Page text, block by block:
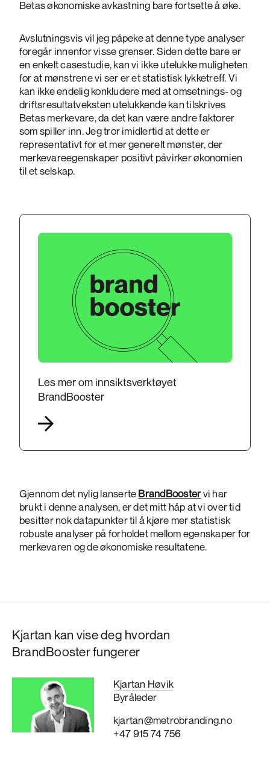
Betas økonomiske avkastning bare fortsette å øke.
Avslutningsvis vil jeg påpeke at denne type analyser
foregår innenfor visse grenser. Siden dette bare er
en enkelt casestudie, kan vi ikke utelukke muligheten
for at mønstrene vi ser er et statistisk lykketreff. Vi
kan ikke endelig konkludere med at omsetnings- og
driftsresultatveksten utelukkende kan tilskrives
Betas merkevare, da det kan være andre faktorer
som spiller inn. Jeg tror imidlertid at dette er
representativt for et mer generelt mønster, der
merkevareegenskaper positivt påvirker økonomien
til et selskap.
Les mer om innsiktsverktøyet
BrandBooster
Gjennom det nylig lanserteBrandBoostervi har
brukt i denne analysen, er det mitt håp at vi over tid
besitter nok datapunkter til å kjøre mer statistisk
robuste analyser på forholdet mellom egenskaper for
merkevaren og de økonomiske resultatene.
Kjartan kan vise deg hvordan
BrandBooster fungerer
Kjartan Høvik
Byråleder
kjartan@metrobranding.no
+47 915 74 756